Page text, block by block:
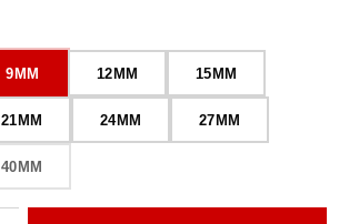
9MM 12MM 15MM
21MM 24MM 27MM
40MM(DIESE OPTION IST ZURZEIT NICHT VERFÜGBAR.)